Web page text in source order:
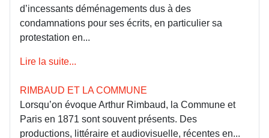
d’incessants déménagements dus à des
condamnations pour ses écrits, en particulier sa
protestation en...
Lire la suite...
RIMBAUD ET LA COMMUNE
Lorsqu’on évoque Arthur Rimbaud, la Commune et
Paris en 1871 sont souvent présents. Des
productions, littéraire et audiovisuelle, récentes en...